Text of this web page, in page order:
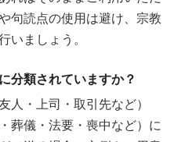
句読点の使用は避け、宗教
いましょう。
分類されていますか？
人・上司・取引先など）
葬儀・法要・喪中など）に